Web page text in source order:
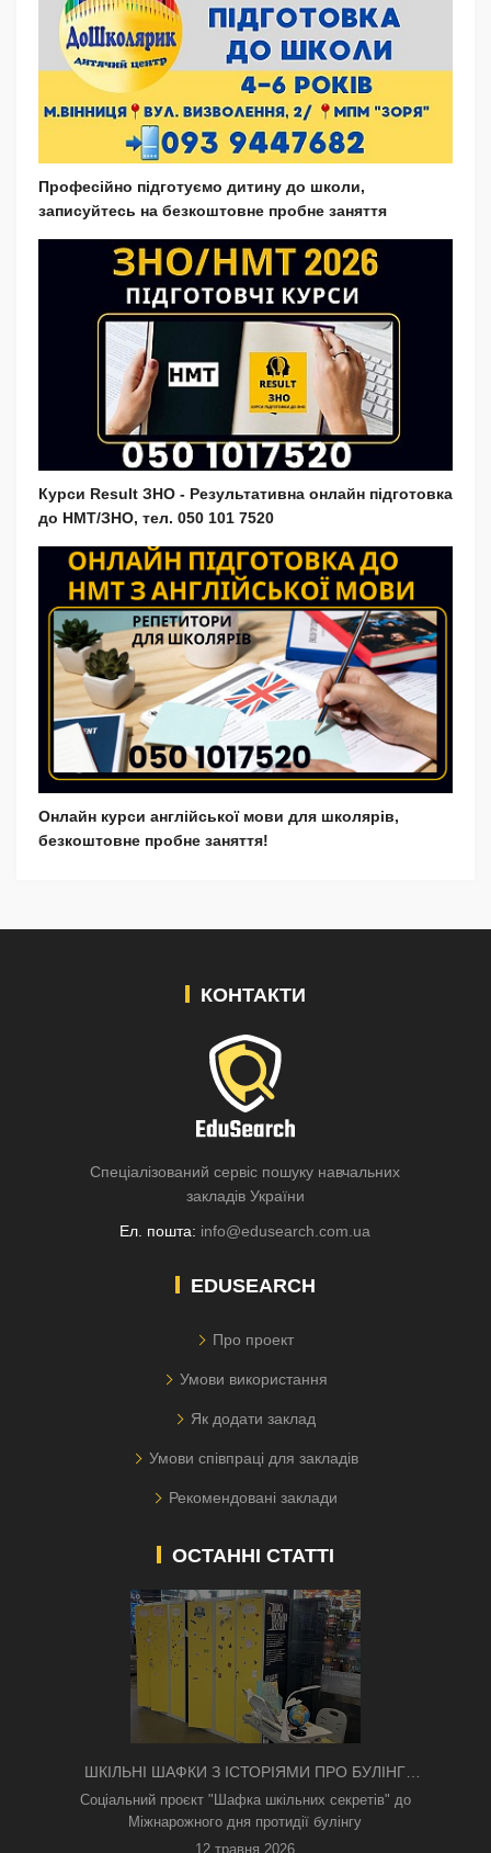
Професійно підготуємо дитину до школи,
записуйтесь на безкоштовне пробне заняття
Курси Result ЗНО - Результативна онлайн підготовка
до НМТ/ЗНО, тел. 050 101 7520
Онлайн курси англійської мови для школярів,
безкоштовне пробне заняття!
КОНТАКТИ
Спеціалізований сервіс пошуку навчальних
закладів України
Ел. пошта: info@edusearch.com.ua
EDUSEARCH
Про проект
Умови використання
Як додати заклад
Умови співпраці для закладів
Рекомендовані заклади
ОСТАННІ СТАТТІ
ШКІЛЬНІ ШАФКИ З ІСТОРІЯМИ ПРО БУЛІНГ
З'ЯВИЛИСЯ В КИЄВІ
Соціальний проєкт "Шафка шкільних секретів" до
Міжнарожного дня протидії булінгу
12 травня 2026